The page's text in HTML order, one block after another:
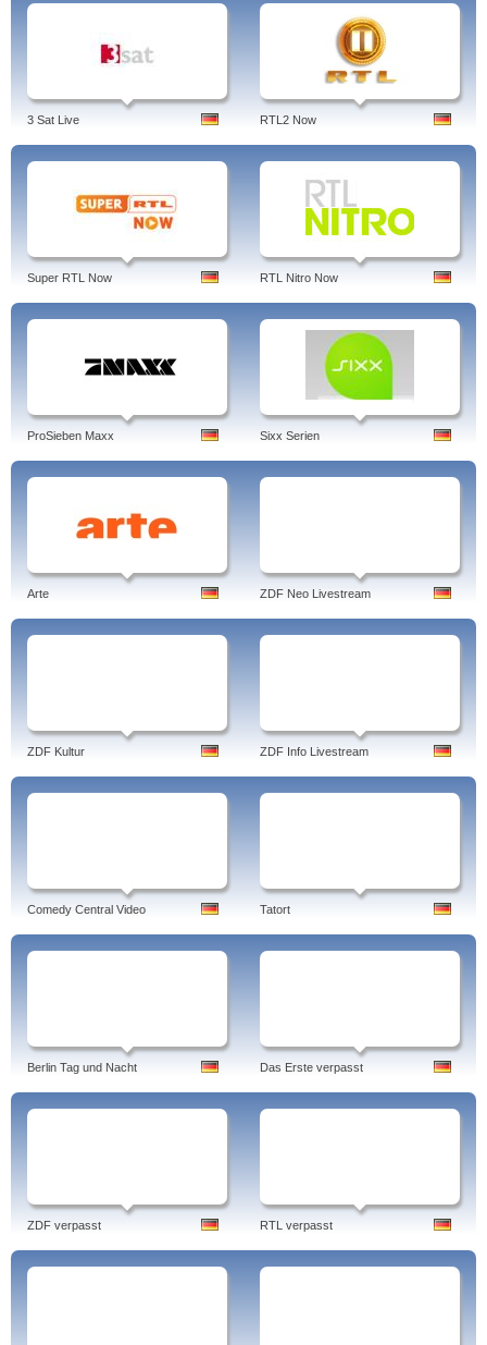
3 Sat Live RTL2 Now
Super RTL Now RTL Nitro Now
ProSieben Maxx Sixx Serien
Arte ZDF Neo Livestream
ZDF Kultur ZDF Info Livestream
Comedy Central Video Tatort
Berlin Tag und Nacht Das Erste verpasst
ZDF verpasst RTL verpasst